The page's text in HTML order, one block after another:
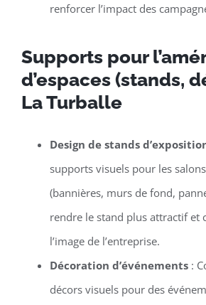
renforcer l’impact des
Supports pour
d’espaces (stands,
La Turballe
Design de stands
supports visuels pour les
(bannières, murs de fond,
rendre le stand plus attractif et
l’image de l’entreprise.
Décoration d’événements:
décors visuels pour des